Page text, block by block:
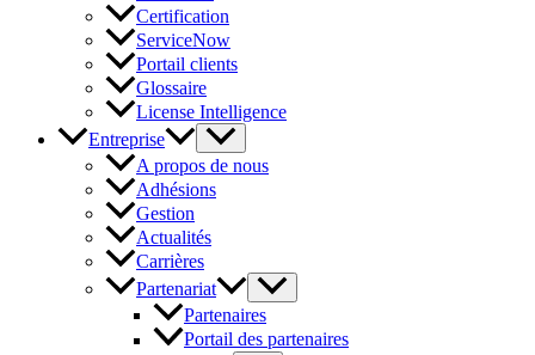
Certification
ServiceNow
Portail clients
Glossaire
License Intelligence
Entreprise
A propos de nous
Adhésions
Gestion
Actualités
Carrières
Partenariat
Partenaires
Portail des partenaires